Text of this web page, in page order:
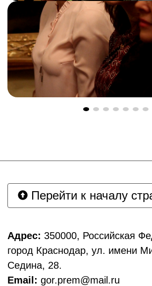
Перейти к началу
Адрес: 350000, Российская
город Краснодар, ул. имени
Седина, 28.
Email: gor.prem@mail.ru